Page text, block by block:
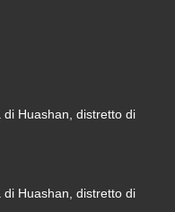
Huashan, distretto di
Huashan, distretto di